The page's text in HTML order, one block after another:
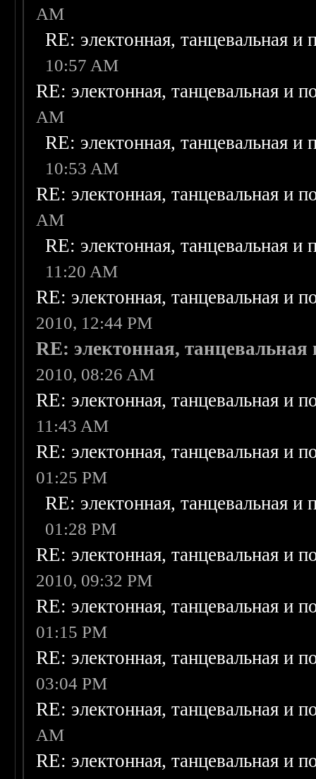
AM
RE: электонная, танцевальная и
10:57 AM
RE: электонная, танцевальная и
AM
RE: электонная, танцевальная и
10:53 AM
RE: электонная, танцевальная и
AM
RE: электонная, танцевальная и
11:20 AM
RE: электонная, танцевальная и
2010, 12:44 PM
RE: электонная,
2010, 08:26 AM
RE: электонная, танцевальная и
11:43 AM
RE: электонная, танцевальная и
01:25 PM
RE: электонная, танцевальная и
01:28 PM
RE: электонная, танцевальная и
2010, 09:32 PM
RE: электонная, танцевальная и
01:15 PM
RE: электонная, танцевальная и
03:04 PM
RE: электонная, танцевальная и
AM
RE: электонная, танцевальная и